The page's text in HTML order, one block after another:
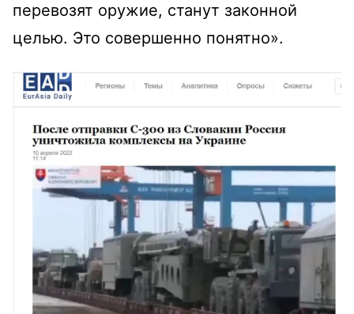
перевозят оружие, станут законной
целью. Это совершенно понятно».